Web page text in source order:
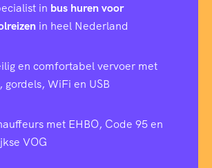
in bus huren voor
in heel Nederland
en comfortabel vervoer met
gordels, WiFi en USB
met EHBO, Code 95 en
VOG
8
1
4
9
3